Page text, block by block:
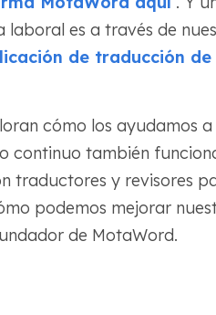
laboral es a través de
de traducción
cómo los ayudamos
continuo también
traductores y revisores
podemos mejorar
de MotaWord.